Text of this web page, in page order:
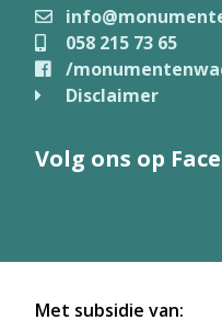
058 215 73 65
/
Disclaimer
Volg ons op
Met subsidie van: